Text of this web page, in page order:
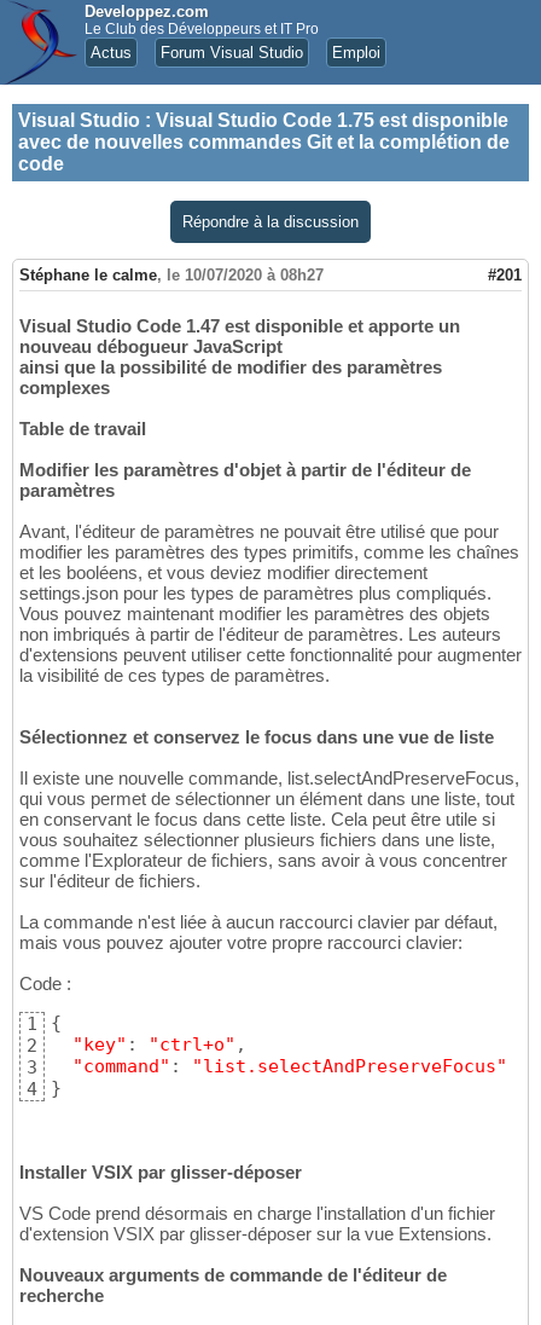
Developpez.com
Le Club des Développeurs et IT Pro
Actus Forum Visual Studio Emploi
Visual Studio : Visual Studio Code 1.75 est disponible
avec de nouvelles commandes Git et la complétion de
code
Répondre à la discussion
Stéphane le calme, le 10/07/2020 à 08h27 #201
Visual Studio Code 1.47 est disponible et apporte un
nouveau débogueur JavaScript
ainsi que la possibilité de modifier des paramètres
complexes
Table de travail
Modifier les paramètres d'objet à partir de l'éditeur de
paramètres
Avant, l'éditeur de paramètres ne pouvait être utilisé que pour
modifier les paramètres des types primitifs, comme les chaînes
et les booléens, et vous deviez modifier directement
settings.json pour les types de paramètres plus compliqués.
Vous pouvez maintenant modifier les paramètres des objets
non imbriqués à partir de l'éditeur de paramètres. Les auteurs
d'extensions peuvent utiliser cette fonctionnalité pour augmenter
la visibilité de ces types de paramètres.
Sélectionnez et conservez le focus dans une vue de liste
Il existe une nouvelle commande, list.selectAndPreserveFocus,
qui vous permet de sélectionner un élément dans une liste, tout
en conservant le focus dans cette liste. Cela peut être utile si
vous souhaitez sélectionner plusieurs fichiers dans une liste,
comme l'Explorateur de fichiers, sans avoir à vous concentrer
sur l'éditeur de fichiers.
La commande n'est liée à aucun raccourci clavier par défaut,
mais vous pouvez ajouter votre propre raccourci clavier:
Code :
1
2
3
4
{
"key" : "ctrl+o" ,
"command" :
"list.selectAndPreserveFocus"
}
Installer VSIX par glisser-déposer
VS Code prend désormais en charge l'installation d'un fichier
d'extension VSIX par glisser-déposer sur la vue Extensions.
Nouveaux arguments de commande de l'éditeur de
recherche